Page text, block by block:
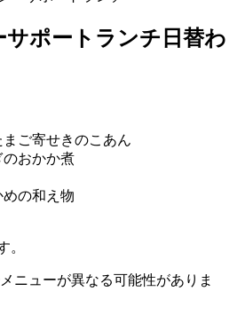
ポートランチ日替わ
ご寄せきのこあん
おかか煮
の和え物
。
ニューが異なる可能性がありま